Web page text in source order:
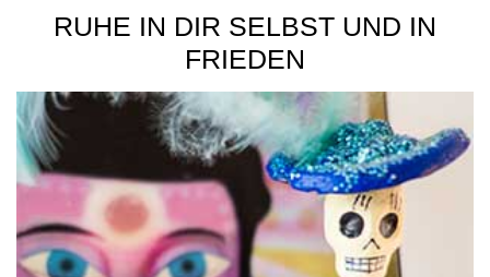
RUHE IN DIR SELBST UND IN
FRIEDEN